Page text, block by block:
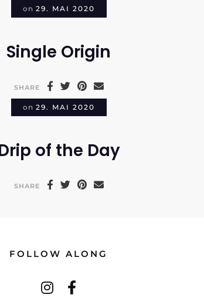
on 29. MAI 2020
Single Origin
SHARE
on 29. MAI 2020
of the Day
SHARE
FOLLOW ALONG